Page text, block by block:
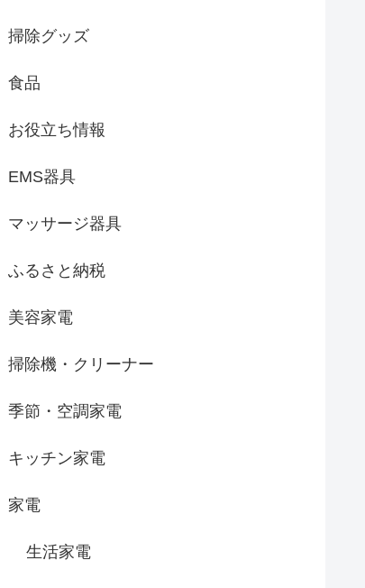
掃除グッズ
食品
お役立ち情報
EMS器具
マッサージ器具
ふるさと納税
美容家電
掃除機・クリーナー
季節・空調家電
キッチン家電
家電
生活家電